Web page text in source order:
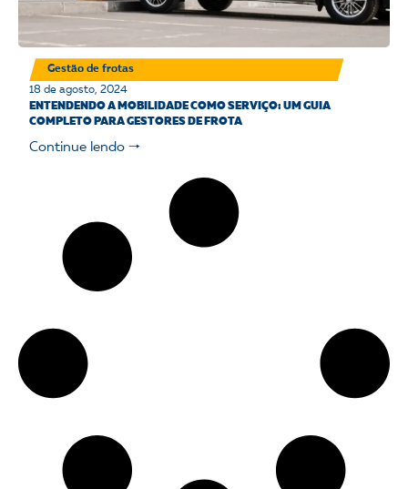
Gestão de frotas
18 de agosto, 2024
ENTENDENDO A MOBILIDADE COMO SERVIÇO: UM GUIA
COMPLETO PARA GESTORES DE FROTA
Continue lendo 🠒